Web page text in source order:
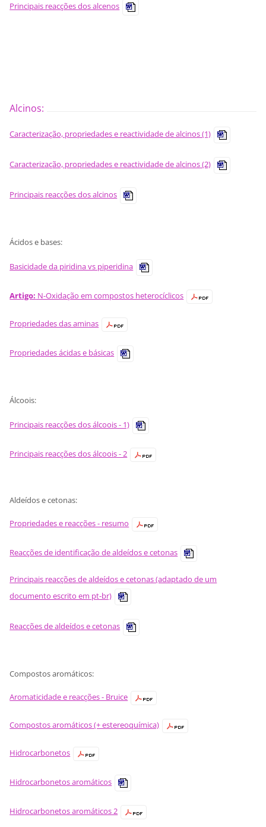
Principais reacções dos alcenos
Alcinos:
Caracterização, propriedades e reactividade de alcinos (1)
Caracterização, propriedades e reactividade de alcinos (2)
Principais reacções dos alcinos
Ácidos e bases:
Basicidade da piridina vs piperidina
Artigo: N-Oxidação em compostos heterocíclicos
Propriedades das aminas
Propriedades ácidas e básicas
Álcoois:
Principais reacções dos álcoois - 1)
Principais reacções dos álcoois - 2
Aldeídos e cetonas:
Propriedades e reacções - resumo
Reacções de identificação de aldeídos e cetonas
Principais reacções de aldeídos e cetonas (adaptado de um
documento escrito em pt-br)
Reacções de aldeídos e cetonas
Compostos aromáticos:
Aromaticidade e reacções - Bruice
Compostos aromáticos (+ estereoquímica)
Hidrocarbonetos
Hidrocarbonetos aromáticos
Hidrocarbonetos aromáticos 2